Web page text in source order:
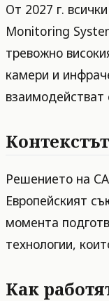
От 2027 г.
Monitoring
тревожно
камери и
взаимодействат
Решението на
Европейският
момента
технологии,
Как